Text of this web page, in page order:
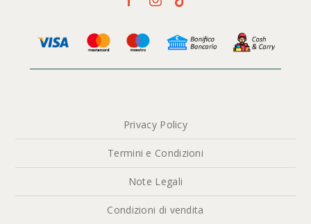
Privacy Policy
Termini e Condizioni
Note Legali
Condizioni di vendita